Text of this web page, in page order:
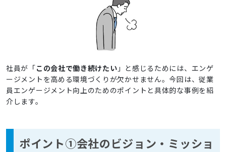
社員が「この会社で働き続けたい 」と感じるためには、エンゲ
ージメントを高める環境づくりが欠かせません。今回は、従業
員エンゲージメント向上のためのポイントと具体的な事例を紹
介します。
ポイント①会社のビジョン・ミッショ